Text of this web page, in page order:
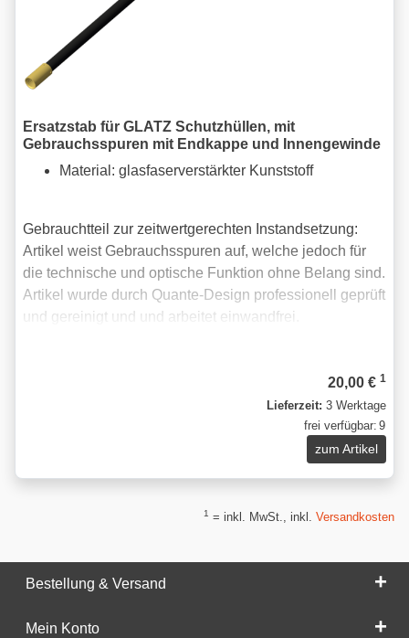
Ersatzstab für GLATZ Schutzhüllen, mit
Gebrauchsspuren mit Endkappe und Innengewinde
Material: glasfaserverstärkter Kunststoff
Gebrauchtteil zur zeitwertgerechten Instandsetzung:
Artikel weist Gebrauchsspuren auf, welche jedoch für
die technische und optische Funktion ohne Belang sind.
Artikel wurde durch Quante-Design professionell geprüft
und gereinigt und und arbeitet einwandfrei.
20,00 € 1
Lieferzeit: 3 Werktage
frei verfügbar: 9
zum Artikel
1 = inkl. MwSt., inkl. Versandkosten
Bestellung & Versand
Mein Konto